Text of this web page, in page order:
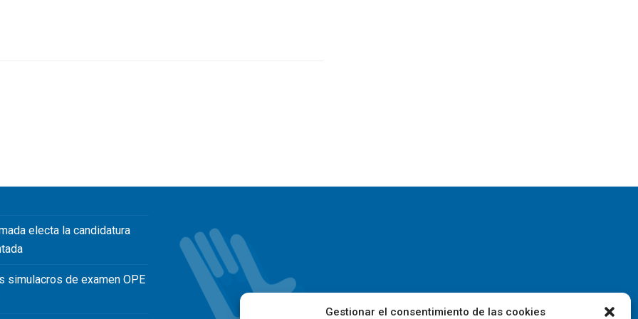
Gestionar el consentimiento de las cookies
electa la candidatura
simulacros de examen OPE